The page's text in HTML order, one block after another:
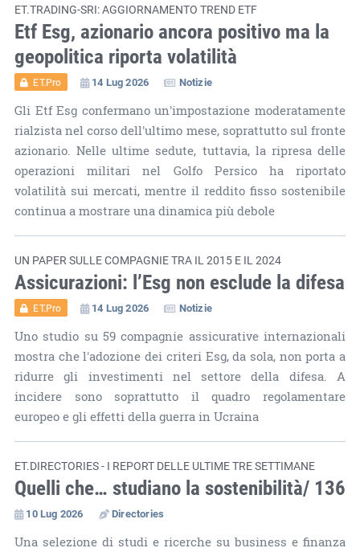
ET.TRADING-SRI: AGGIORNAMENTO TREND ETF
Etf Esg, azionario ancora positivo ma la
geopolitica riporta volatilità
ET.Pro 14 Lug 2026 Notizie
Gli Etf Esg confermano un'impostazione moderatamente
rialzista nel corso dell'ultimo mese, soprattutto sul fronte
azionario. Nelle ultime sedute, tuttavia, la ripresa delle
operazioni militari nel Golfo Persico ha riportato
volatilità sui mercati, mentre il reddito fisso sostenibile
continua a mostrare una dinamica più debole
UN PAPER SULLE COMPAGNIE TRA IL 2015 E IL 2024
Assicurazioni: l’Esg non esclude la difesa
ET.Pro 14 Lug 2026 Notizie
Uno studio su 59 compagnie assicurative internazionali
mostra che l'adozione dei criteri Esg, da sola, non porta a
ridurre gli investimenti nel settore della difesa. A
incidere sono soprattutto il quadro regolamentare
europeo e gli effetti della guerra in Ucraina
ET.DIRECTORIES - I REPORT DELLE ULTIME TRE SETTIMANE
Quelli che… studiano la sostenibilità/ 136
10 Lug 2026 Directories
Una selezione di studi e ricerche su business e finanza